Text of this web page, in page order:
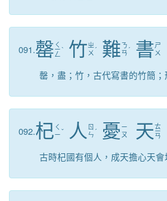
091.罄 ㄑ
ㄧ
ㄥ
ˋ 竹ㄓ
ㄨ ˊ 難ㄋ
ㄢ ˊ 書ㄕ
ㄨ
罄，盡；竹，古代寫書的竹簡
092.杞 ㄑ
ㄧˇ 人 ㄖ
ㄣ ˊ 憂 ㄧ
ㄡ
天ㄊ
ㄧ
ㄢ
古時杞國有個人，成天擔心天